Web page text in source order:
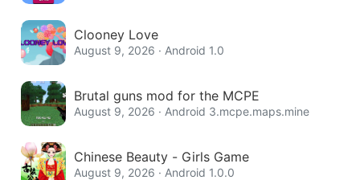
Clooney Love
August 9, 2026 · Android 1.0
Brutal guns mod for the MCPE
August 9, 2026 · Android 3.mcpe.maps.mine
Chinese Beauty - Girls Game
August 9, 2026 · Android 1.0.0